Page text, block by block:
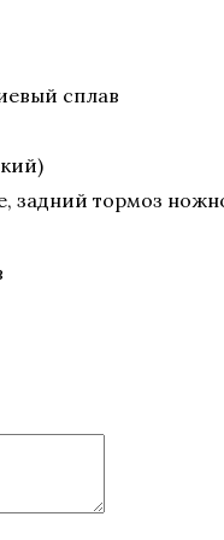
сплав
задний тормоз